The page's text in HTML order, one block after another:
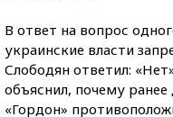
В ответ на вопрос
украинские власти
Слободян ответил:
объяснил, почему
«Гордон»